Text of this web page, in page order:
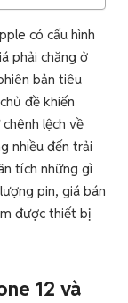
có cấu hình
phải chăng ở
bản tiêu
đề khiến
lệch về
nhiều đến trải
tích những gì
pin, giá bán
được thiết bị
12 và